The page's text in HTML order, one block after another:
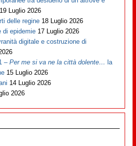
19 Luglio 2026
delle regine 18 Luglio 2026
di epidemie 17 Luglio 2026
digitale e costruzione di
–Per me si va ne la città dolente… la
15 Luglio 2026
14 Luglio 2026
2026